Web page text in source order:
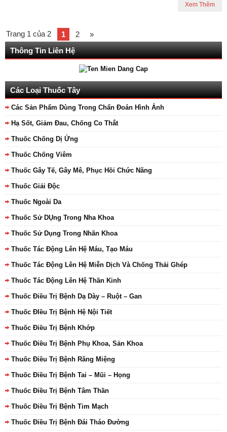
Xem Thêm
Trang 1 của 2 1 2
»
Thông Tin Liên Hệ
Các Loại Thuốc Tây
Các Sản Phẩm Dùng Trong Chẩn Đoán Hình Ảnh
Hạ Sốt, Giảm Đau, Chống Co Thắt
Thuốc Chống Dị Ứng
Thuốc Chống Viêm
Thuốc Gây Tế, Gây Mê, Phục Hồi Chức Năng
Thuốc Giải Độc
Thuốc Ngoài Da
Thuốc Sử DỤng Trong Nha Khoa
Thuốc Sử Dụng Trong Nhãn Khoa
Thuốc Tác Động Lên Hệ Máu, Tạo Máu
Thuốc Tác Động Lên Hệ Miễn Dịch Và Chống Thải Ghép
Thuốc Tác Động Lên Hệ Thần Kinh
Thuốc Điều Trị Bệnh Dạ Dày – Ruột – Gan
Thuốc ĐIều Trị Bệnh Hệ Nội Tiết
Thuốc Điều Trị Bệnh Khớp
Thuốc Điều Trị Bệnh Phụ Khoa, Sản Khoa
Thuốc Điều Trị Bệnh Răng Miệng
Thuốc Điều Trị Bệnh Tai – Mũi – Họng
Thuốc Điều Trị Bệnh Tâm Thần
Thuốc Điều Trị Bệnh Tim Mạch
Thuốc Điều Trị Bệnh Đái Tháo Đường